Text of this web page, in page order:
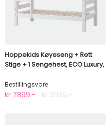
Hoppekids Køyeseng + Rett
Stige + 1 Sengehest, ECO Luxury,
Bestillingsvare
kr 7899.- kr 9935.-